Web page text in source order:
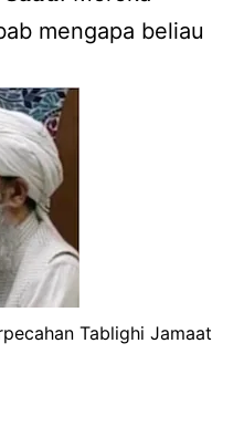
mengapa beliau
Tablighi Jamaat